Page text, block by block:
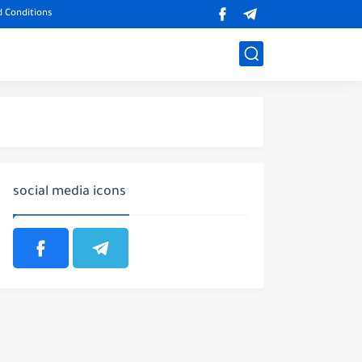
Conditions
social media icons